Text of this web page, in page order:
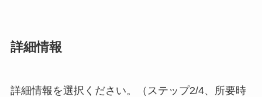
詳細情報
詳細情報を選択ください。（ステップ2/4、所要時